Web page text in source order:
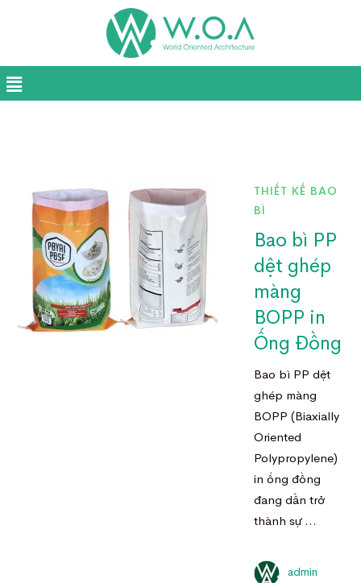
THIẾT KẾ BAO
BÌ
Bao bì PP
dệt ghép
màng
BOPP in
Ống Đồng
Bao bì PP dệt
ghép màng
BOPP (Biaxially
Oriented
Polypropylene)
in ống đồng
đang dần trở
thành sự …
admin